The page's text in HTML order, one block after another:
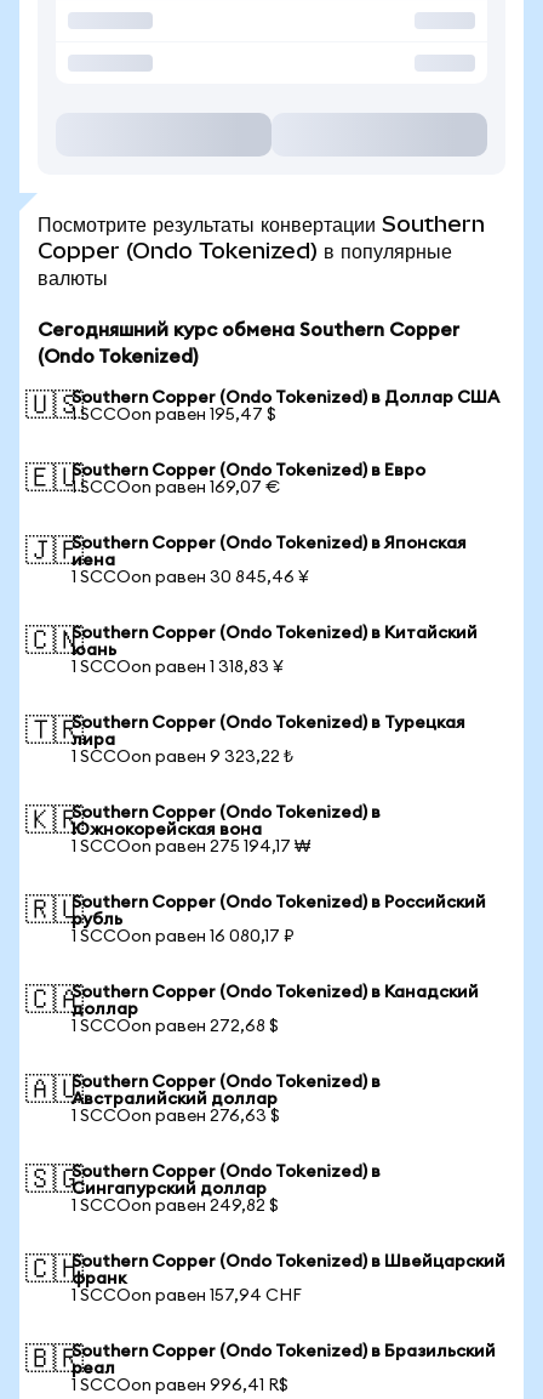
Посмотрите результаты конвертации Southern
Copper (Ondo Tokenized) в популярные
валюты
Сегодняшний курс обмена Southern Copper
(Ondo Tokenized)
🇺🇸Southern Copper (Ondo Tokenized) в Доллар США
1 SCCOon равен 195,47 $
🇪🇺Southern Copper (Ondo Tokenized) в Евро
1 SCCOon равен 169,07 €
🇯🇵Southern Copper (Ondo Tokenized) в Японская
иена
1 SCCOon равен 30 845,46 ¥
🇨🇳Southern Copper (Ondo Tokenized) в Китайский
юань
1 SCCOon равен 1 318,83 ¥
🇹🇷Southern Copper (Ondo Tokenized) в Турецкая
лира
1 SCCOon равен 9 323,22 ₺
🇰🇷Southern Copper (Ondo Tokenized) в
Южнокорейская вона
1 SCCOon равен 275 194,17 ₩
🇷🇺Southern Copper (Ondo Tokenized) в Российский
рубль
1 SCCOon равен 16 080,17 ₽
🇨🇦Southern Copper (Ondo Tokenized) в Канадский
доллар
1 SCCOon равен 272,68 $
🇦🇺Southern Copper (Ondo Tokenized) в
Австралийский доллар
1 SCCOon равен 276,63 $
🇸🇬Southern Copper (Ondo Tokenized) в
Сингапурский доллар
1 SCCOon равен 249,82 $
🇨🇭Southern Copper (Ondo Tokenized) в Швейцарский
франк
1 SCCOon равен 157,94 CHF
🇧🇷Southern Copper (Ondo Tokenized) в Бразильский
реал
1 SCCOon равен 996,41 R$